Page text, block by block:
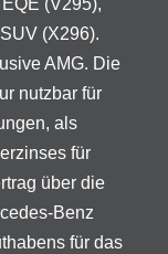
(V295),
(X296).
AMG. Die
nutzbar für
als
für
über die
Benz
für das